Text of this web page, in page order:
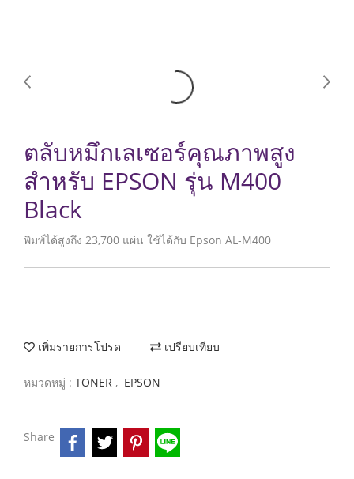
ตลับหมึกเลเซอร์คุณภาพสูง
สำหรับ EPSON รุ่น M400
Black
พิมพ์ได้สูงถึง 23,700 แผ่น ใช้ได้กับ Epson AL-M400
เพิ่มรายการโปรด เปรียบเทียบ
หมวดหมู่ : TONER , EPSON
Share